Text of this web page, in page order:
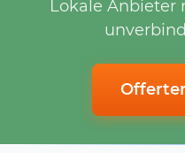
Lokale Anbieter